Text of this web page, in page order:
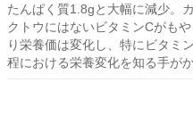
たんぱく質1.8gと大幅に減少。
クトウにはないビタミンCがも
り栄養価は変化し、特にビタミ
程における栄養変化を知る手がか